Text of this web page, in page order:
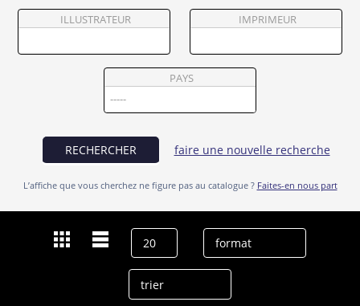
Vendre
ILLUSTRATEUR IMPRIMEUR
PAYS
RECHERCHER faire une nouvelle recherche
L’affiche que vous cherchez ne figure pas au catalogue ? Faites-en nous part